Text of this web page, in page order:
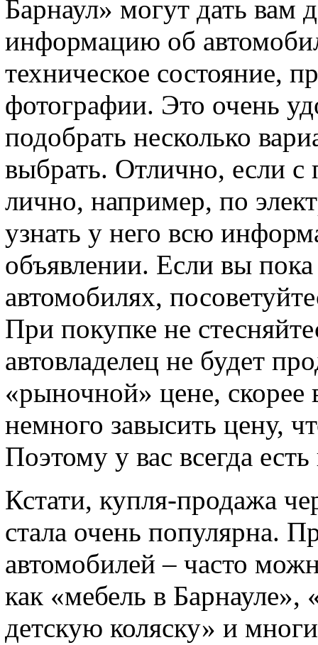
Барнаул» могут дать вам
информацию об
техническое состояние,
фотографии. Это очень
подобрать несколько
выбрать. Отлично, если с
лично, например, по
узнать у него всю
объявлении. Если вы пока
автомобилях,
При покупке не
автовладелец не будет
«рыночной» цене, скорее
немного завысить цену,
Поэтому у вас всегда
Кстати, купля-продажа
стала очень популярна.
автомобилей – часто
как «мебель в
детскую коляску» и